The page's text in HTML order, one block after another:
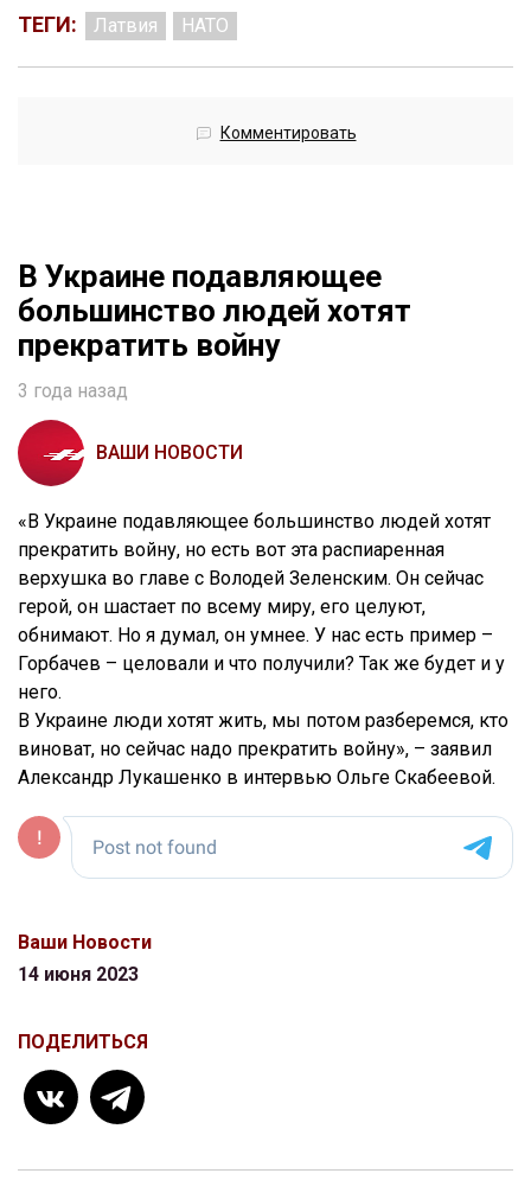
ТЕГИ: Латвия НАТО
Комментировать
В Украине подавляющее
большинство людей хотят
прекратить войну
3 года назад
ВАШИ НОВОСТИ
«В Украине подавляющее большинство людей хотят
прекратить войну, но есть вот эта распиаренная
верхушка во главе с Володей Зеленским. Он сейчас
герой, он шастает по всему миру, его целуют,
обнимают. Но я думал, он умнее. У нас есть пример –
Горбачев – целовали и что получили? Так же будет и у
него.
В Украине люди хотят жить, мы потом разберемся, кто
виноват, но сейчас надо прекратить войну», – заявил
Александр Лукашенко в интервью Ольге Скабеевой.
Ваши Новости
14 июня 2023
ПОДЕЛИТЬСЯ